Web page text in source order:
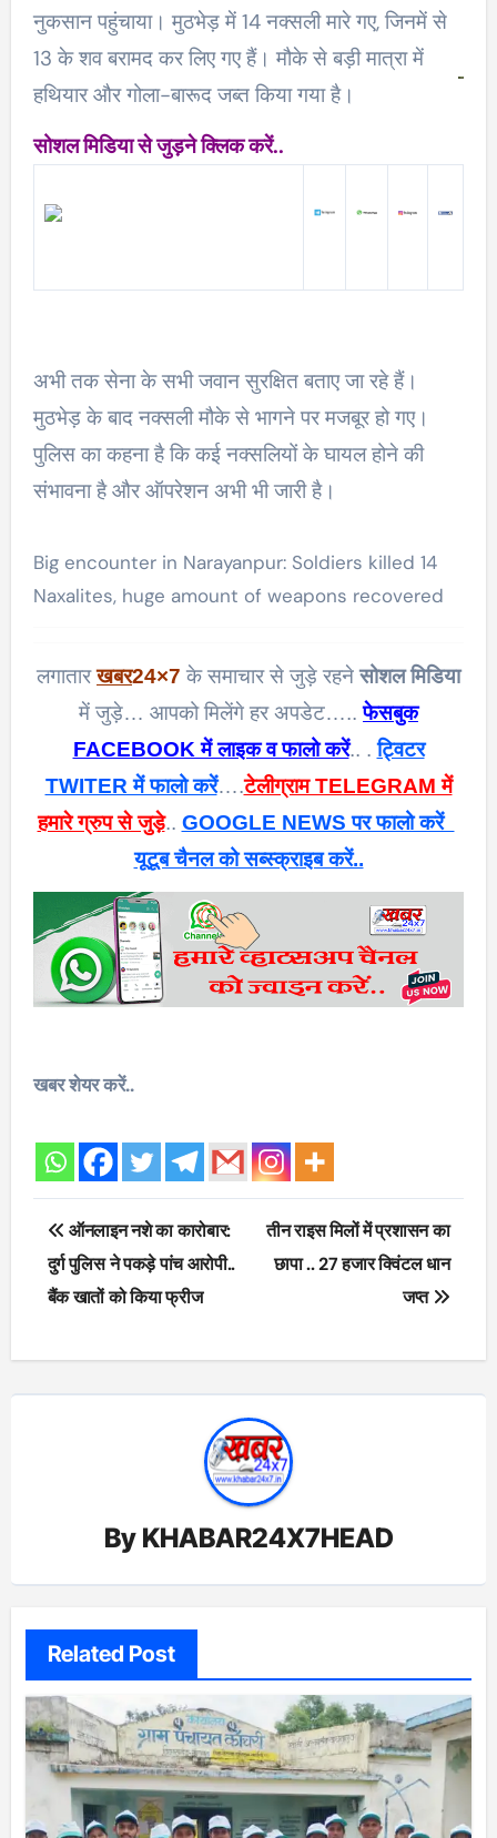
नुकसान पहुंचाया। मुठभेड़ में 14 नक्सली मारे गए, जिनमें से
13 के शव बरामद कर लिए गए हैं। मौके से बड़ी मात्रा में
हथियार और गोला-बारूद जब्त किया गया है।
सोशल मिडिया से जुड़ने क्लिक करें..
अभी तक सेना के सभी जवान सुरक्षित बताए जा रहे हैं।
मुठभेड़ के बाद नक्सली मौके से भागने पर मजबूर हो गए।
पुलिस का कहना है कि कई नक्सलियों के घायल होने की
संभावना है और ऑपरेशन अभी भी जारी है।
Big encounter in Narayanpur: Soldiers killed 14
Naxalites, huge amount of weapons recovered
लगातारखबर24×7 के समाचार से जुड़े रहनेसोशल मिडिया
में जुड़े… आपको मिलेंगे हर अपडेट…..फेसबुक
FACEBOOK में लाइक व फालो करें.. .ट्विटर
TWITER में फालो करें….टेलीग्राम TELEGRAM में
हमारे ग्रुप से जुड़े.. GOOGLE NEWS पर फालो करें
यूटूब चैनल को सब्स्क्राइब करें..
खबर शेयर करें..
Post
navigation
ऑनलाइन नशे का कारोबार:
दुर्ग पुलिस ने पकड़े पांच आरोपी..
बैंक खातों को किया फ्रीज
तीन राइस मिलों में प्रशासन का
छापा .. 27 हजार क्विंटल धान
जप्त
By KHABAR24X7HEAD
Related Post